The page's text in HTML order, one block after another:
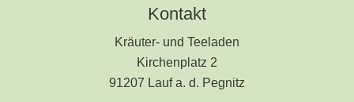
Kontakt
Kräuter- und Teeladen
Kirchenplatz 2
91207 Lauf a. d. Pegnitz